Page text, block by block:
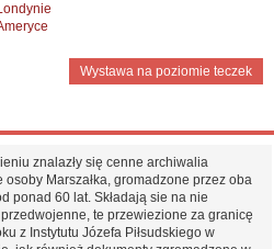
Wystawa na poziomie teczek
znalazły się cenne archiwalia
osoby Marszałka, gromadzone przez oba
ponad 60 lat. Składają sie na nie
przedwojenne, te przewiezione za granicę
z Instytutu Józefa Piłsudskiego w